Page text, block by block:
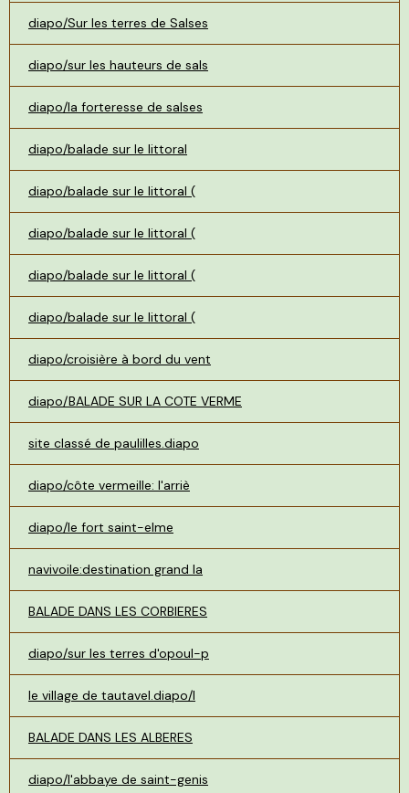
diapo/Sur les terres de Salses
diapo/sur les hauteurs de sals
diapo/la forteresse de salses
diapo/balade sur le littoral
diapo/balade sur le littoral (
diapo/balade sur le littoral (
diapo/balade sur le littoral (
diapo/balade sur le littoral (
diapo/croisière à bord du vent
diapo/BALADE SUR LA COTE VERME
site classé de paulilles.diapo
diapo/côte vermeille: l'arriè
diapo/le fort saint-elme
navivoile:destination grand la
BALADE DANS LES CORBIERES
diapo/sur les terres d'opoul-p
le village de tautavel.diapo/l
BALADE DANS LES ALBERES
diapo/l'abbaye de saint-genis